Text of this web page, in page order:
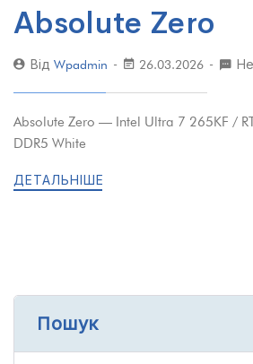
Absolute Zero
Від Wpadmin 26.03.2026
Absolute Zero — Intel Ultra 7 265KF /
DDR5 White
ДЕТАЛЬНІШЕ
Пошук